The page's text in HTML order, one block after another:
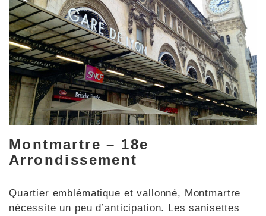
Montmartre – 18e
Arrondissement
Quartier emblématique et vallonné, Montmartre
nécessite un peu d’anticipation. Les sanisettes